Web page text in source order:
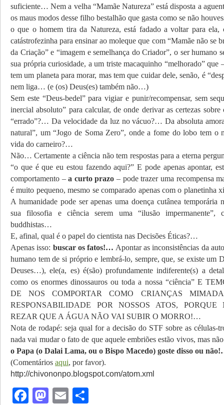
suficiente… Nem a velha “Mamãe Natureza” está disposta a
os maus modos desse filho bestalhão que gasta como se não
o que o homem tira da Natureza, está fadado a voltar para ela,
catástrofezinha para ensinar ao moleque que com “Mamãe não se
da Criação” e “imagem e semelhança do Criador”, o ser humano
sua própria curiosidade, a um triste macaquinho “melhorado”
tem um planeta para morar, mas tem que cuidar dele, senão, é
nem liga… (e (os) Deus(es) também não…)
Sem este “Deus-bedel” para vigiar e punir/recompensar, sem
inercial absoluto” para calcular, de onde derivar as certezas
“errado”?… Da velocidade da luz no vácuo?… Da absoluta
natural”, um “Jogo de Soma Zero”, onde a fome do lobo tem o
vida do carneiro?…
Não… Certamente a ciência não tem respostas para a eterna
“o que é que eu estou fazendo aqui?” E pode apenas apontar,
comportamento –a curto prazo – pode trazer uma recompensa
é muito pequeno, mesmo se comparado apenas com o
A humanidade pode ser apenas uma doença cutânea temporária
sua filosofia e ciência serem uma “ilusão impermanente”,
buddhistas…
E, afinal, qual é o papel do cientista nas Decisões Éticas?…
Apenas isso: buscar os fatos!… Apontar as inconsistências da
humano tem de si próprio e lembrá-lo, sempre, que, se existe um
Deuses…), ele(a, es) é(são) profundamente indiferente(s) a
como os enormes dinossauros ou toda a nossa “ciência” E
DE NOS COMPORTAR COMO CRIANÇAS
RESPONSABILIDADE POR NOSSOS ATOS,
REZAR QUE A ÁGUA NÃO VAI SUBIR O MORRO!…
Nota de rodapé: seja qual for a decisão do STF sobre as células-
nada vai mudar o fato de que aquele embriões estão vivos, mas
o Papa (o Dalai Lama, ou o Bispo Macedo) goste disso ou
(Comentários aqui, por favor).
http://chivononpo.blogspot.com/atom.xml
Facebook
Mastodon
Email